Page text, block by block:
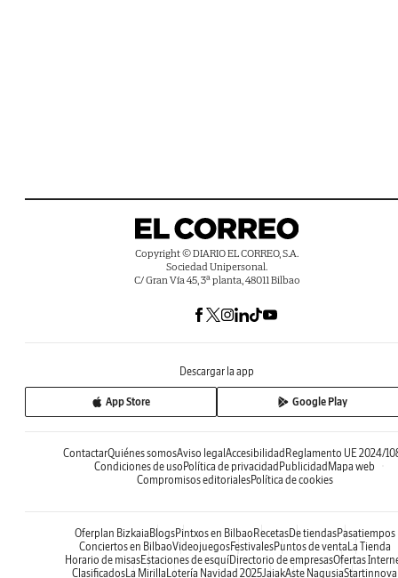
Copyright © DIARIO EL CORREO, S.A.
Sociedad Unipersonal.
C/ Gran Vía 45, 3ª planta, 48011 Bilbao
Descargar la app
App Store Google Play
ContactarQuiénes somosAviso legalAccesibilidadReglamento UE 2024/
Condiciones de usoPolítica de privacidadPublicidadMapa web
Compromisos editorialesPolítica de cookies
Oferplan BizkaiaBlogsPintxos en BilbaoRecetasDe tiendasPasatiempos
Conciertos en BilbaoVideojuegosFestivalesPuntos de ventaLa Tienda
Horario de misasEstaciones de esquíDirectorio de empresasOfertas
ClasificadosLa MirillaLotería Navidad 2025JaiakAste NagusiaStartinnova